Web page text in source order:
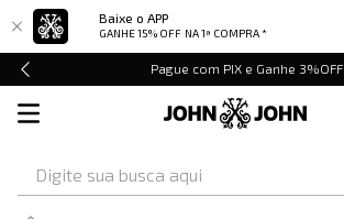
Baixe o APP
GANHE 15% OFF NA 1ª COMPRA *
Pague com PIX e Ganhe 3%OFF